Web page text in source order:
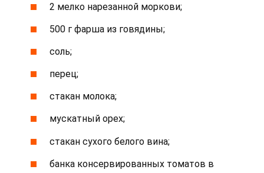
2 мелко нарезанной моркови;
500 г фарша из говядины;
соль;
перец;
стакан молока;
мускатный орех;
стакан сухого белого вина;
банка консервированных томатов в